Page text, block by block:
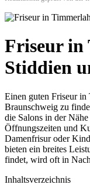
Friseur in
Stiddien
Einen guten Friseur
Braunschweig zu
die Salons in der
Öffnungszeiten und
Damenfrisur oder
bieten ein breites
findet, wird oft in
Inhaltsverzeichnis